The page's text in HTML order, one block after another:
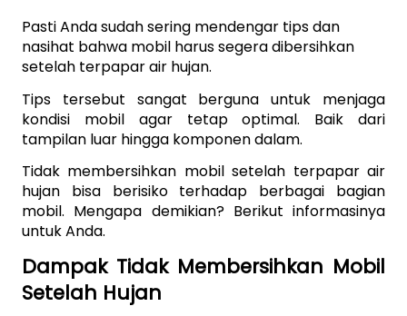
Pasti Anda sudah sering mendengar tips dan
nasihat bahwa mobil harus segera dibersihkan
setelah terpapar air hujan.
Tips tersebut sangat berguna untuk menjaga
kondisi mobil agar tetap optimal. Baik dari
tampilan luar hingga komponen dalam.
Tidak membersihkan mobil setelah terpapar air
hujan bisa berisiko terhadap berbagai bagian
mobil. Mengapa demikian? Berikut informasinya
untuk Anda.
Dampak Tidak Membersihkan Mobil
Setelah Hujan